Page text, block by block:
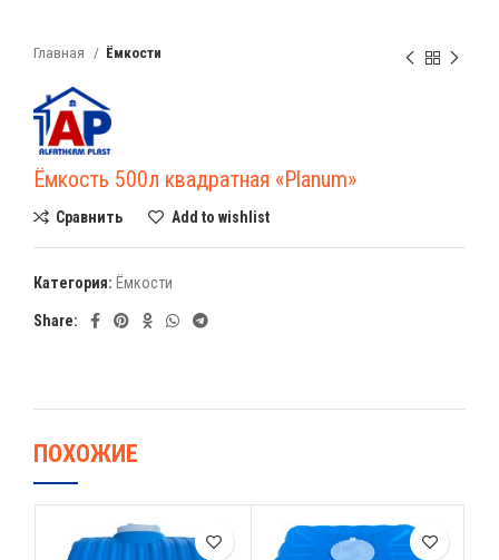
Главная Ёмкости
Ёмкость 500л квадратная «Planum»
Сравнить Add to wishlist
Категория: Ёмкости
Share:
ПОХОЖИЕ